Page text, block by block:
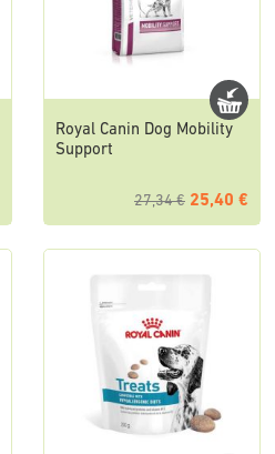
Royal Canin Dog Mobility
Support
27,34 € 25,40 €